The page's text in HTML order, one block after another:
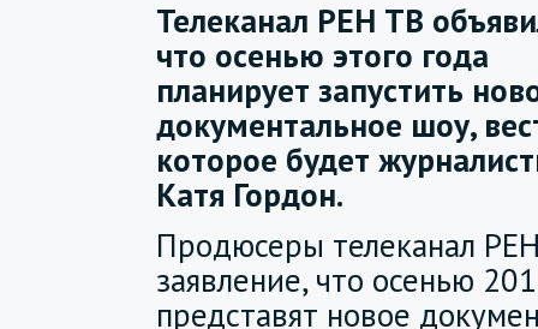
Телеканал РЕН ТВ
что осенью этого года
планирует запустить
документальное шоу,
которое будет
Катя Гордон.
Продюсеры телеканал
заявление, что осенью
представят новое